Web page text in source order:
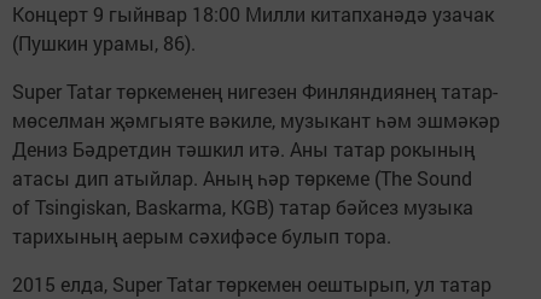
Концерт 9 гыйнвар 18:00 Милли китапханәдә узачак
(Пушкин урамы, 86).
Super Tatar төркеменең нигезен Финляндиянең татар-
мөселман җәмгыяте вәкиле, музыкант һәм эшмәкәр
Дениз Бәдретдин тәшкил итә. Аны татар рокының
атасы дип атыйлар. Аның һәр төркеме (The Sound
of Tsingiskan, Baskarma, KGB) татар бәйсез музыка
тарихының аерым сәхифәсе булып тора.
2015 елда, Super Tatar төркемен оештырып, ул татар